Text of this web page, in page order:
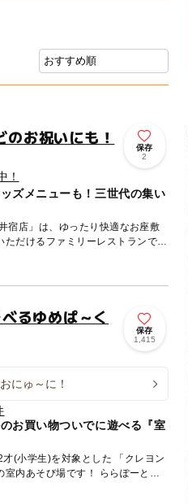
お祝いにも！
保存
2
！
ズメニューも！三世代の集い
宿店」は、ゆったり快適なお座敷
ただけるファミリーレストランで
るゆめぱ～く
保存
1,415
にゅ～に！
お買い物ついでに遊べる『室
(小学生)を対象とした 「クレヨン
室内あそび場です！ ららぽーと富